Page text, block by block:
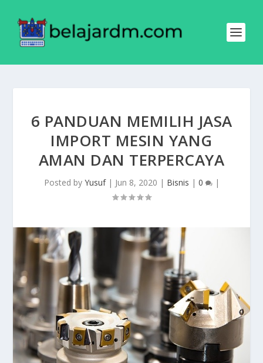
6 PANDUAN MEMILIH JASA
IMPORT MESIN YANG
AMAN DAN TERPERCAYA
Posted by Yusuf| Jun 8, 2020 | Bisnis | 0 |